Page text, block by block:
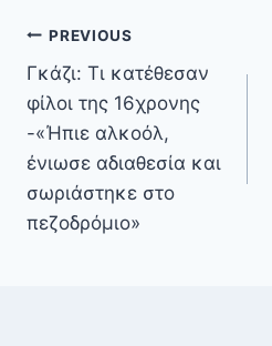
Πλοήγηση
άρθρων
PREVIOUS
Γκάζι: Τι κατέθεσαν
φίλοι της 16χρονης
-«Ήπιε αλκοόλ,
ένιωσε αδιαθεσία και
σωριάστηκε στο
πεζοδρόμιο»